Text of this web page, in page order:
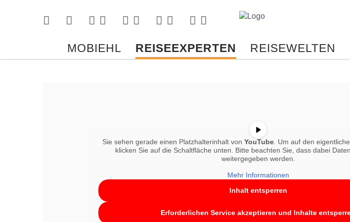
Reisebüro
Ihr
persönliches
Buchungen,
Konzertkarten
vieles
mehr
einer
MOBIEHL REISEEXPERTEN REISEWELTEN
Sie sehen gerade einen Platzhalterinhalt von YouTube . Um auf den
klicken Sie auf die Schaltfläche unten. Bitte beachten Sie, dass dabei
weitergegeben werden.
Mehr Informationen
Inhalt entsperren
Erforderlichen Service akzeptieren und Inhalte